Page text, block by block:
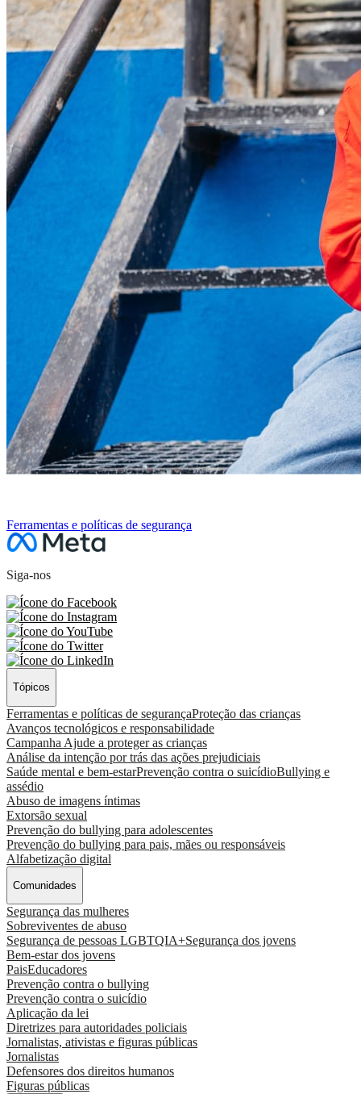
Ferramentas e políticas de segurança
Siga-nos
Tópicos
Ferramentas e políticas de segurançaProteção das crianças
Avanços tecnológicos e responsabilidade
Campanha Ajude a proteger as crianças
Análise da intenção por trás das ações prejudiciais
Saúde mental e bem-estarPrevenção contra o suicídioBullying e
assédio
Abuso de imagens íntimas
Extorsão sexual
Prevenção do bullying para adolescentes
Prevenção do bullying para pais, mães ou responsáveis
Alfabetização digital
Comunidades
Segurança das mulheres
Sobreviventes de abuso
Segurança de pessoas LGBTQIA+Segurança dos jovens
Bem-estar dos jovens
PaisEducadores
Prevenção contra o bullying
Prevenção contra o suicídio
Aplicação da lei
Diretrizes para autoridades policiais
Jornalistas, ativistas e figuras públicas
Jornalistas
Defensores dos direitos humanos
Figuras públicas